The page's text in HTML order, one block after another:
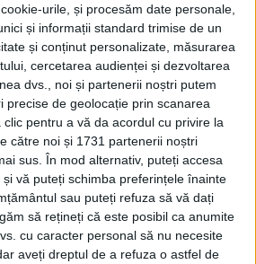
urile, și procesăm date personale,
și informații standard trimise de un
și conținut personalizate, măsurarea
cercetarea audienței și dezvoltarea
dvs., noi și partenerii noștri putem
precise de geolocație prin scanarea
pentru a vă da acordul cu privire la
către noi și 1731 partenerii noștri
sus. În mod alternativ, puteți accesa
vă puteți schimba preferințele înainte
sau puteți refuza să vă dați
să rețineți că este posibil ca anumite
cu caracter personal să nu necesite
aveți dreptul de a refuza o astfel de
SECRETE
Morgan Hall White, a
New York, unde a acționat